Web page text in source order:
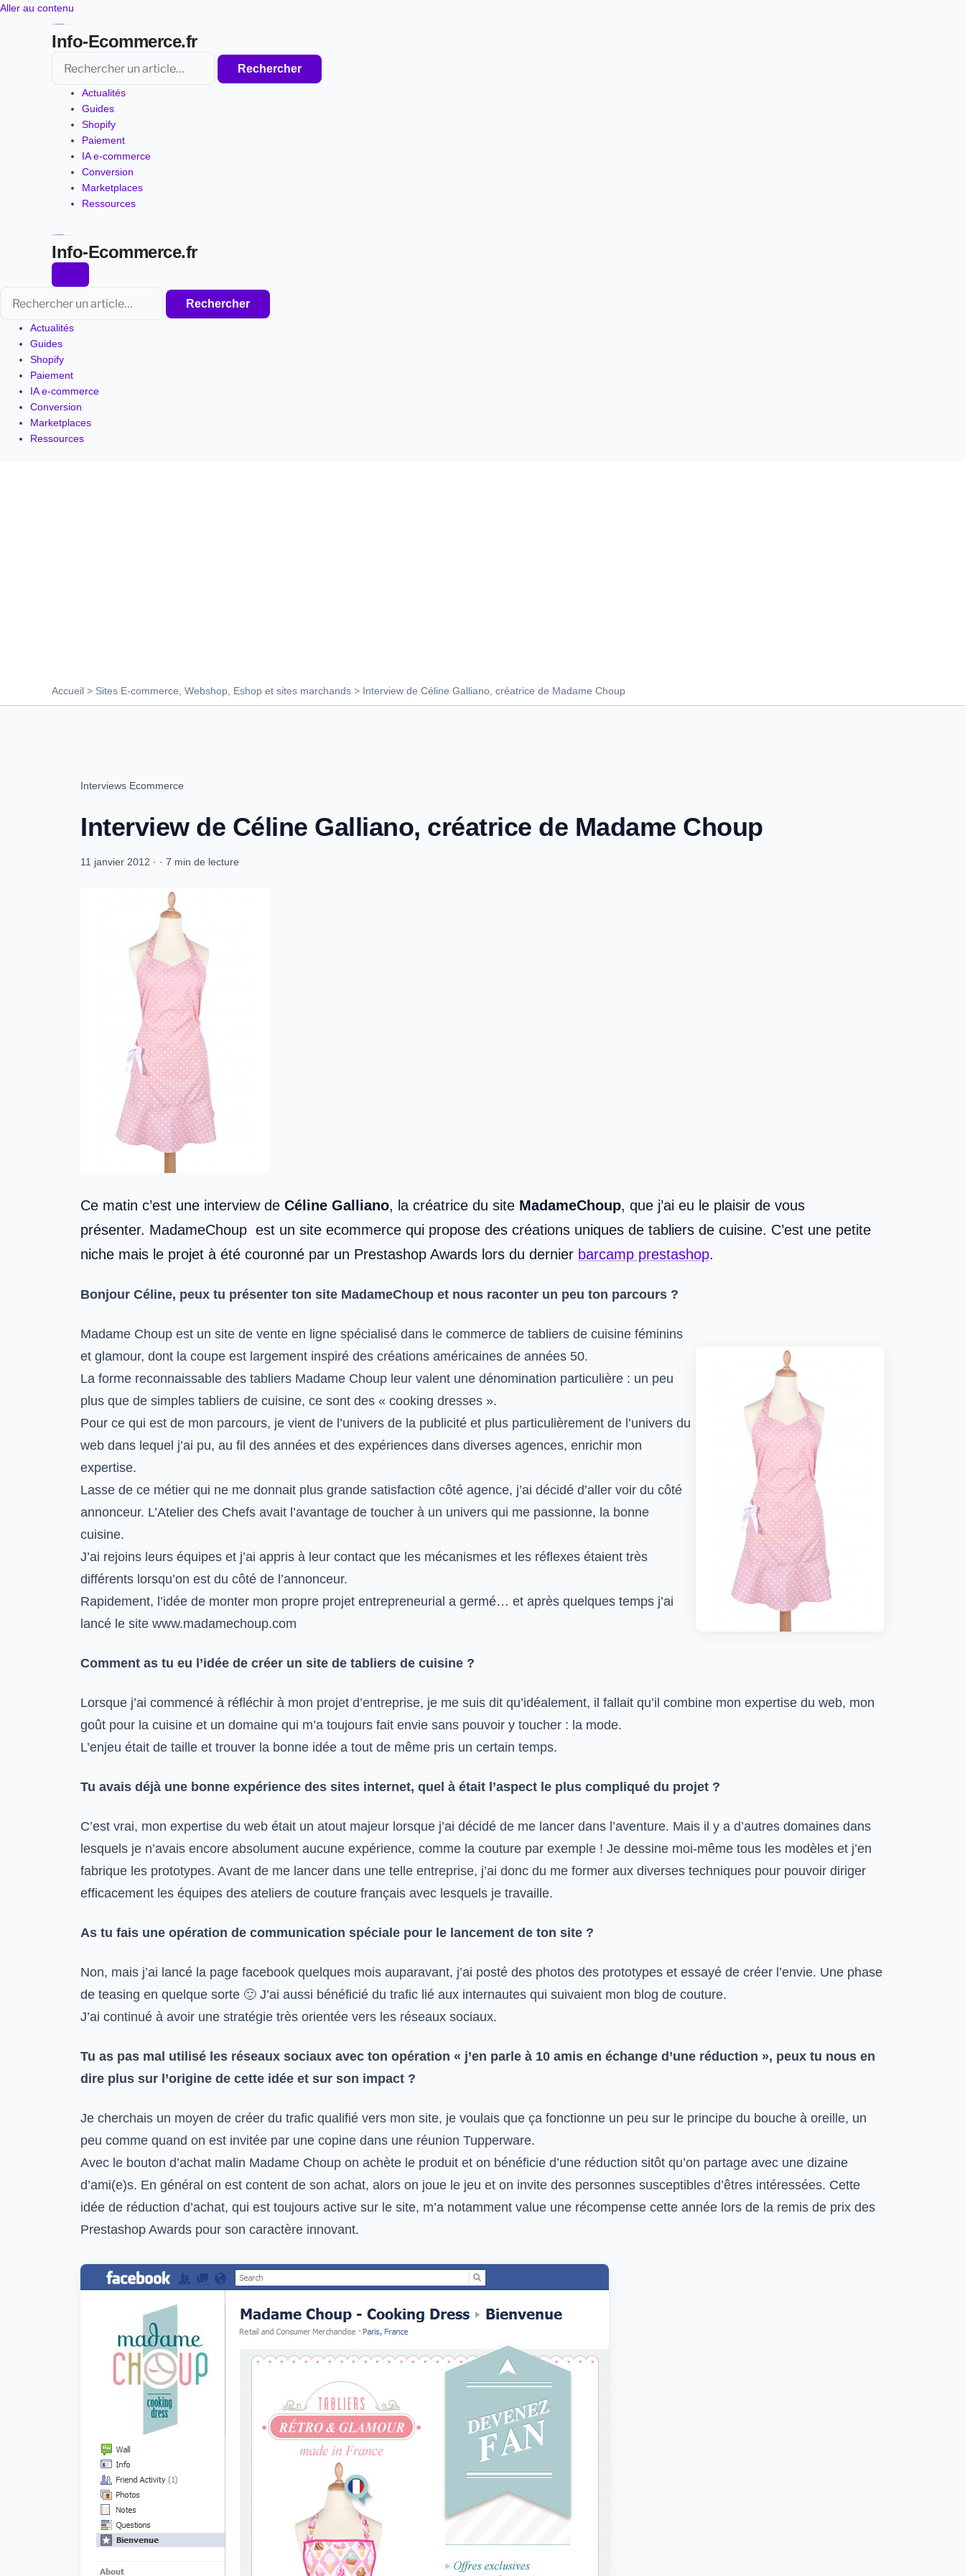
Aller au contenu
contenu
Info-Ecommerce.fr
Rechercher
Actualités
Guides
Shopify
Paiement
IA e-commerce
Conversion
Marketplaces
Ressources
Info-Ecommerce.fr
Rechercher
Actualités
Guides
Shopify
Paiement
IA e-commerce
Conversion
Marketplaces
Ressources
Accueil Sites E-commerce, Webshop, Eshop et sites marchands Interview de Céline Galliano, créatrice de Madame Choup
Interviews Ecommerce
Interview de Céline Galliano, créatrice de Madame Choup
11 janvier 2012 · · 7 min de lecture
Ce matin c’est une interview de Céline Galliano, la créatrice du site MadameChoup, que j’ai eu le plaisir de vous
présenter. MadameChoup est un site ecommerce qui propose des créations uniques de tabliers de cuisine. C’est une petite
niche mais le projet à été couronné par un Prestashop Awards lors du dernier barcamp prestashop.
Bonjour Céline, peux tu présenter ton site MadameChoup et nous raconter un peu ton parcours ?
Madame Choup est un site de vente en ligne spécialisé dans le commerce de tabliers de cuisine féminins
et glamour, dont la coupe est largement inspiré des créations américaines de années 50.
La forme reconnaissable des tabliers Madame Choup leur valent une dénomination particulière : un peu
plus que de simples tabliers de cuisine, ce sont des « cooking dresses ».
Pour ce qui est de mon parcours, je vient de l’univers de la publicité et plus particulièrement de l’univers du
web dans lequel j’ai pu, au fil des années et des expériences dans diverses agences, enrichir mon
expertise.
Lasse de ce métier qui ne me donnait plus grande satisfaction côté agence, j’ai décidé d’aller voir du côté
annonceur. L’Atelier des Chefs avait l’avantage de toucher à un univers qui me passionne, la bonne
cuisine.
J’ai rejoins leurs équipes et j’ai appris à leur contact que les mécanismes et les réflexes étaient très
différents lorsqu’on est du côté de l’annonceur.
Rapidement, l’idée de monter mon propre projet entrepreneurial a germé… et après quelques temps j’ai
lancé le site www.madamechoup.com
Comment as tu eu l’idée de créer un site de tabliers de cuisine ?
Lorsque j’ai commencé à réfléchir à mon projet d’entreprise, je me suis dit qu’idéalement, il fallait qu’il combine mon expertise du web, mon
goût pour la cuisine et un domaine qui m’a toujours fait envie sans pouvoir y toucher : la mode.
L’enjeu était de taille et trouver la bonne idée a tout de même pris un certain temps.
Tu avais déjà une bonne expérience des sites internet, quel à était l’aspect le plus compliqué du projet ?
C’est vrai, mon expertise du web était un atout majeur lorsque j’ai décidé de me lancer dans l’aventure. Mais il y a d’autres domaines dans
lesquels je n’avais encore absolument aucune expérience, comme la couture par exemple ! Je dessine moi-même tous les modèles et j’en
fabrique les prototypes. Avant de me lancer dans une telle entreprise, j’ai donc du me former aux diverses techniques pour pouvoir diriger
efficacement les équipes des ateliers de couture français avec lesquels je travaille.
As tu fais une opération de communication spéciale pour le lancement de ton site ?
Non, mais j’ai lancé la page facebook quelques mois auparavant, j’ai posté des photos des prototypes et essayé de créer l’envie. Une phase
de teasing en quelque sorte 🙂 J’ai aussi bénéficié du trafic lié aux internautes qui suivaient mon blog de couture.
J’ai continué à avoir une stratégie très orientée vers les réseaux sociaux.
Tu as pas mal utilisé les réseaux sociaux avec ton opération « j’en parle à 10 amis en échange d’une réduction », peux tu nous en
dire plus sur l’origine de cette idée et sur son impact ?
Je cherchais un moyen de créer du trafic qualifié vers mon site, je voulais que ça fonctionne un peu sur le principe du bouche à oreille, un
peu comme quand on est invitée par une copine dans une réunion Tupperware.
Avec le bouton d’achat malin Madame Choup on achète le produit et on bénéficie d’une réduction sitôt qu’on partage avec une dizaine
d’ami(e)s. En général on est content de son achat, alors on joue le jeu et on invite des personnes susceptibles d’êtres intéressées. Cette
idée de réduction d’achat, qui est toujours active sur le site, m’a notamment value une récompense cette année lors de la remis de prix des
Prestashop Awards pour son caractère innovant.